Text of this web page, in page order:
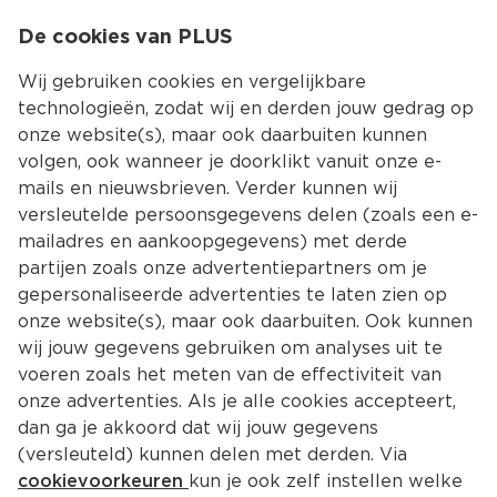
Kies jouw
Terug Producten
De cookies van PLUS
Wij gebruiken cookies en vergelijkbare
technologieën, zodat wij en derden jouw gedrag op
onze website(s), maar ook daarbuiten kunnen
volgen, ook wanneer je doorklikt vanuit onze e-
mails en nieuwsbrieven. Verder kunnen wij
versleutelde persoonsgegevens delen (zoals een e-
mailadres en aankoopgegevens) met derde
partijen zoals onze advertentiepartners om je
gepersonaliseerde advertenties te laten zien op
onze website(s), maar ook daarbuiten. Ook kunnen
wij jouw gegevens gebruiken om analyses uit te
voeren zoals het meten van de effectiviteit van
onze advertenties. Als je alle cookies accepteert,
dan ga je akkoord dat wij jouw gegevens
(versleuteld) kunnen delen met derden. Via
cookievoorkeuren kun je ook zelf instellen welke